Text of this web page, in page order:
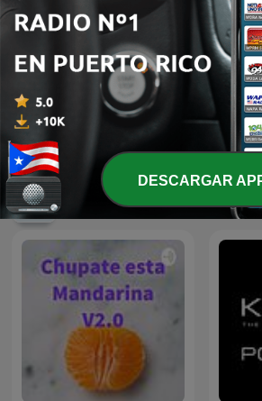
Dj Alex B (Dj Milu)
Más podcasts
DESCARGAR